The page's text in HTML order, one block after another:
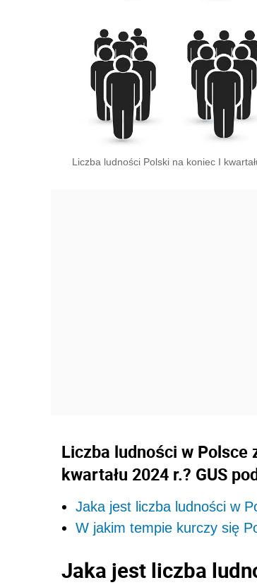
Liczba ludności Polski na koniec I
Liczba ludności w Polsce
kwartału 2024 r.? GUS
Jaka jest liczba ludności w
W jakim tempie kurczy się
Jaka jest liczba